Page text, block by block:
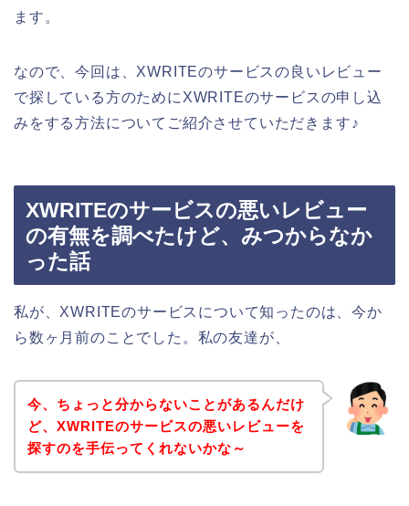
ます。
なので、今回は、XWRITEのサービスの良いレビュー
で探している方のためにXWRITEのサービスの申し込
みをする方法についてご紹介させていただきます♪
XWRITEのサービスの悪いレビュー
の有無を調べたけど、みつからなか
った話
私が、XWRITEのサービスについて知ったのは、今か
ら数ヶ月前のことでした。私の友達が、
今、ちょっと分からないことがあるんだけ
ど、XWRITEのサービスの悪いレビューを
探すのを手伝ってくれないかな～